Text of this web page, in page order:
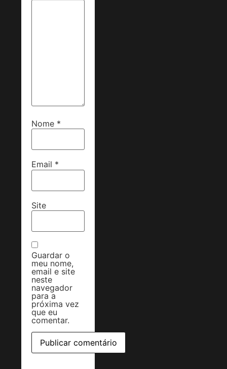
Nome *
Email *
Site
Guardar o
meu nome,
email e site
neste
navegador
para a
próxima vez
que eu
comentar.